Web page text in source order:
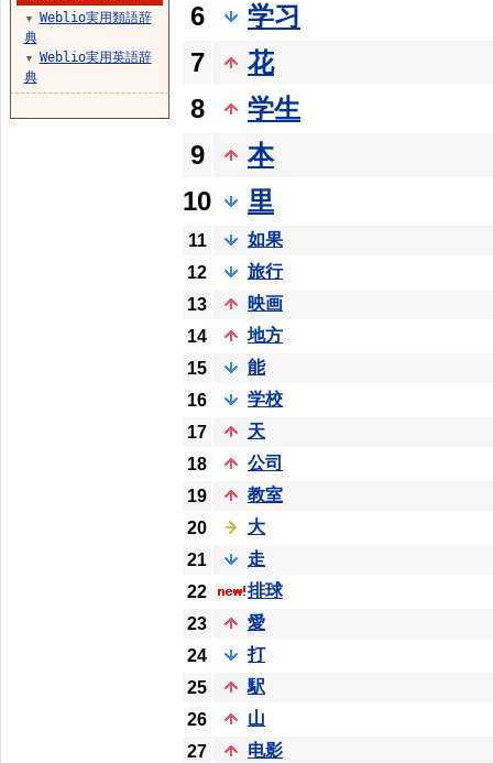
6
学习
7
花
8
学生
9
本
10
里
11
如果
12
旅行
13
映画
14
地方
15
能
16
学校
17
天
18
公司
19
教室
20
大
21
走
22
排球
23
愛
24
打
25
駅
26
山
27
电影
▼
Weblio実用類語辞
典
▼
Weblio実用英語辞
典